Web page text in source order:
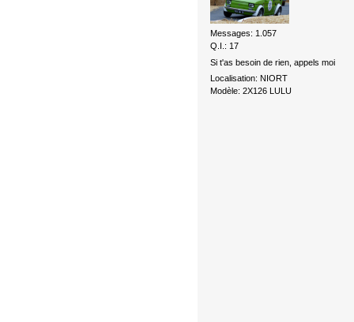
Messages: 1.057
Q.I.: 17
Si t'as besoin de rien, appels moi
Localisation: NIORT
Modèle: 2X126 LULU